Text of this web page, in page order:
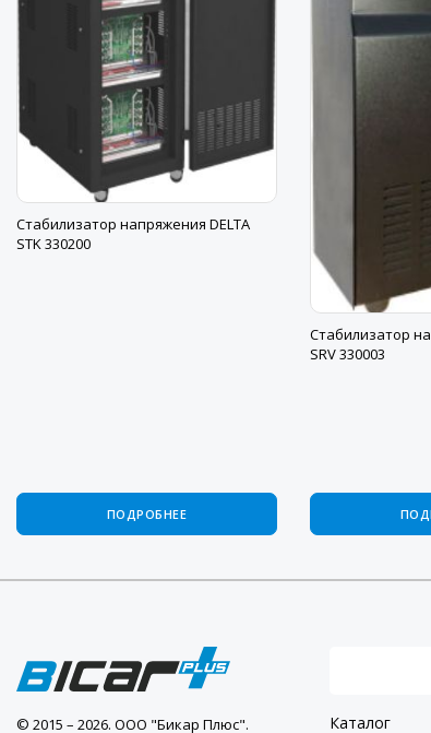
Стабилизатор напряжения DELTA
STK 330200
ПОДРОБНЕЕ
Стабилизатор
SRV 330003
© 2015 – 2026. ООО "Бикар Плюс". Каталог